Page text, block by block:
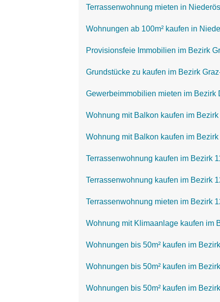
Terrassenwohnung mieten in
Wohnungen ab 100m² kaufen in
Provisionsfeie Immobilien im Bezirk
Grundstücke zu kaufen im Bezirk
Gewerbeimmobilien mieten im Bezirk
Wohnung mit Balkon kaufen im
Wohnung mit Balkon kaufen im
Terrassenwohnung kaufen im Bezirk
Terrassenwohnung kaufen im Bezirk
Terrassenwohnung mieten im Bezirk
Wohnung mit Klimaanlage kaufen im
Wohnungen bis 50m² kaufen im
Wohnungen bis 50m² kaufen im
Wohnungen bis 50m² kaufen im